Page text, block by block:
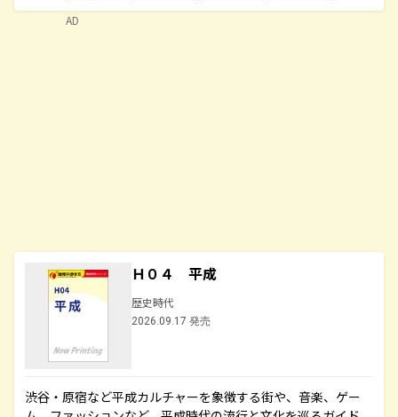
Ｈ０４ 平成
歴史時代
2026.09.17 発売
渋谷・原宿など平成カルチャーを象徴する街や、音楽、ゲー
AD